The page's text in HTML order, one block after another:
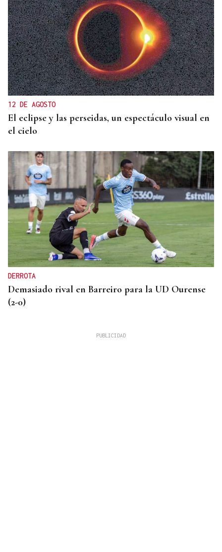
12 DE AGOSTO
El eclipse y las perseidas, un espectáculo visual en
el cielo
DERROTA
Demasiado rival en Barreiro para la UD Ourense
(2-0)